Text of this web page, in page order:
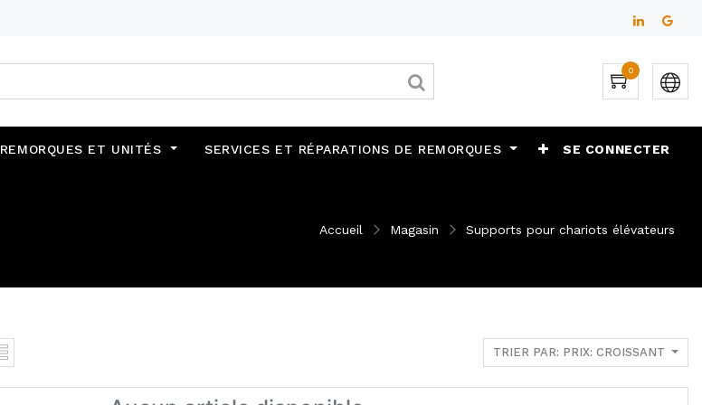
0
REMORQUES ET UNITÉS SERVICES ET RÉPARATIONS DE REMORQUES SE CONNECTER
Accueil Magasin Supports pour chariots élévateurs
TRIER PAR: PRIX: CROISSANT